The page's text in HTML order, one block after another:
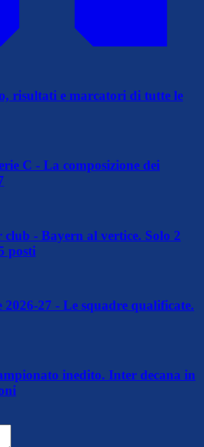
risultati e marcatori di tutte le
C - La composizione dei
- Bayern al vertice. Solo 2
posti
2026-27 - Le squadre qualificate.
inedito. Inter decana in